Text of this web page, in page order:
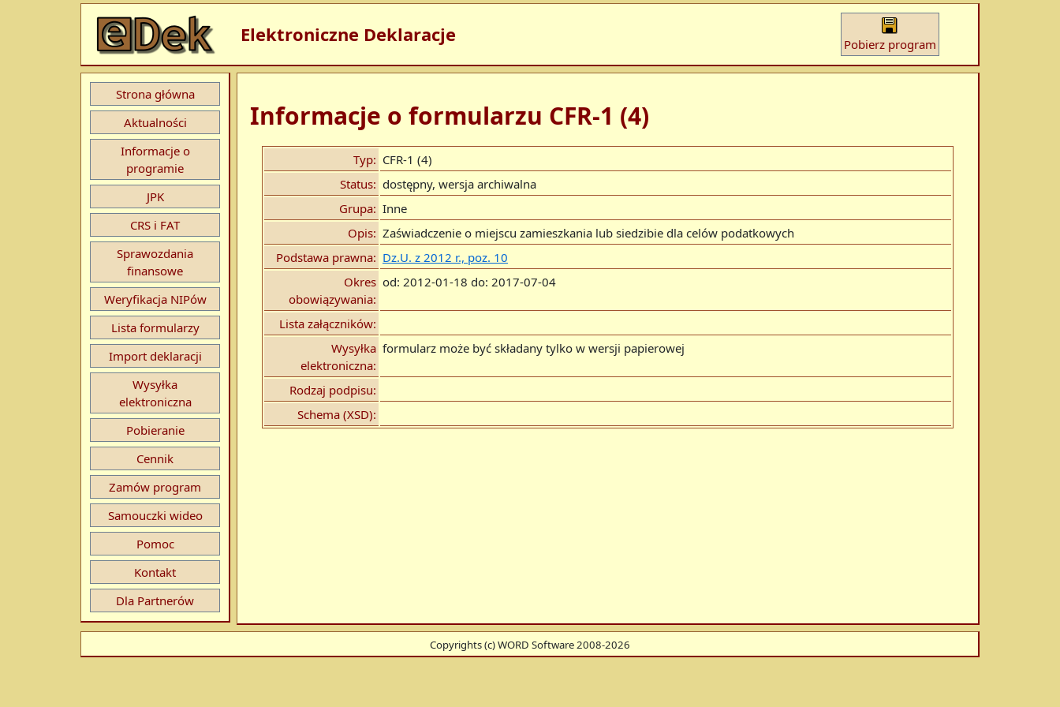
Elektroniczne Deklaracje Pobierz program
Strona główna
Aktualności
Informacje o
programie
JPK
CRS i FAT
Sprawozdania
finansowe
Weryfikacja NIPów
Lista formularzy
Import deklaracji
Wysyłka
elektroniczna
Pobieranie
Cennik
Zamów program
Samouczki wideo
Pomoc
Kontakt
Dla Partnerów
Informacje o formularzu CFR-1 (4)
Typ: CFR-1 (4)
Status: dostępny, wersja archiwalna
Grupa: Inne
Opis: Zaświadczenie o miejscu zamieszkania lub siedzibie dla celów podatkowych
Podstawa prawna: Dz.U. z 2012 r., poz. 10
Okres
obowiązywania:
od: 2012-01-18 do: 2017-07-04
Lista załączników:
Wysyłka
elektroniczna:
formularz może być składany tylko w wersji papierowej
Rodzaj podpisu:
Schema (XSD):
Copyrights (c) WORD Software 2008-2026